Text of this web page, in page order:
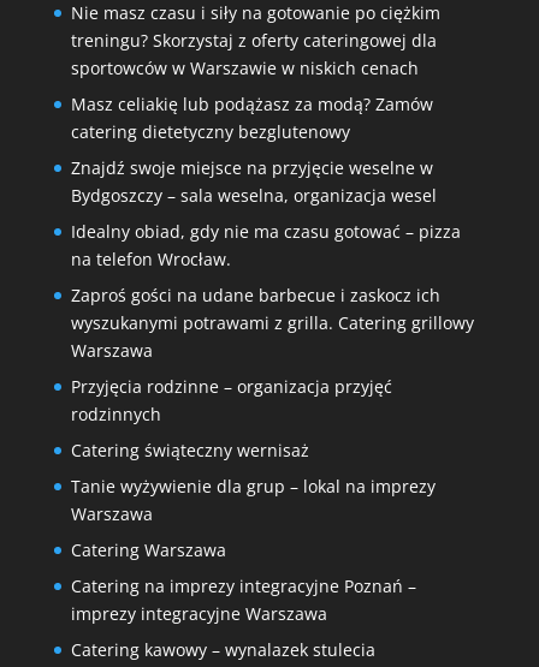
Nie masz czasu i siły na gotowanie po ciężkim
treningu? Skorzystaj z oferty cateringowej dla
sportowców w Warszawie w niskich cenach
Masz celiakię lub podążasz za modą? Zamów
catering dietetyczny bezglutenowy
Znajdź swoje miejsce na przyjęcie weselne w
Bydgoszczy – sala weselna, organizacja wesel
Idealny obiad, gdy nie ma czasu gotować – pizza
na telefon Wrocław.
Zaproś gości na udane barbecue i zaskocz ich
wyszukanymi potrawami z grilla. Catering grillowy
Warszawa
Przyjęcia rodzinne – organizacja przyjęć
rodzinnych
Catering świąteczny wernisaż
Tanie wyżywienie dla grup – lokal na imprezy
Warszawa
Catering Warszawa
Catering na imprezy integracyjne Poznań –
imprezy integracyjne Warszawa
Catering kawowy – wynalazek stulecia